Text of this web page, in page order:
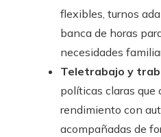
flexibles, turnos
banca de horas
necesidades
Teletrabajo y
políticas claras que
rendimiento con
acompañadas de